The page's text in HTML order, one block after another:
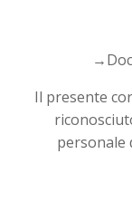
Il presente
personale